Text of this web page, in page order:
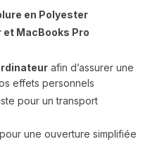
en Polyester
et MacBooks Pro
afin d’assurer une
effets personnels
pour un transport
une ouverture simplifiée